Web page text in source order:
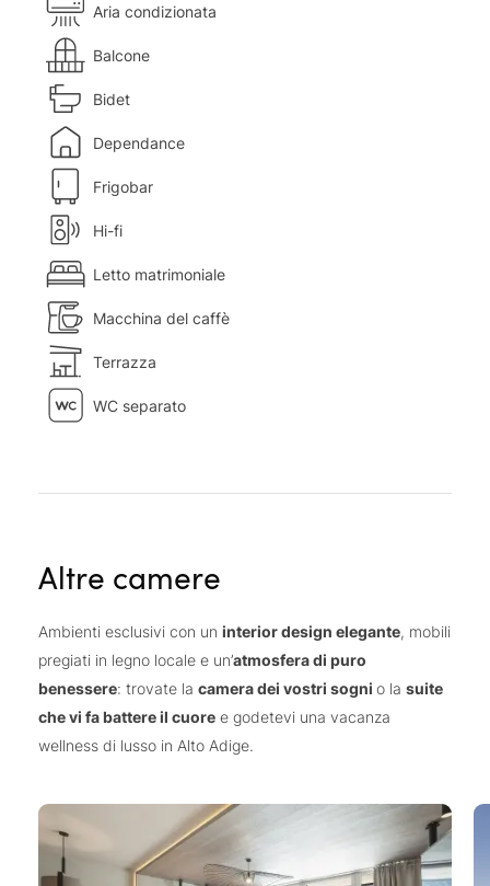
Aria condizionata
Balcone
Bidet
Dependance
Frigobar
Hi-fi
Letto matrimoniale
Macchina del caffè
Terrazza
WC separato
Altre camere
Ambienti esclusivi con un interior design elegante, mobili
pregiati in legno locale e un’atmosfera di puro
benessere: trovate la camera dei vostri sogni o la suite
che vi fa battere il cuore e godetevi una vacanza
wellness di lusso in Alto Adige.